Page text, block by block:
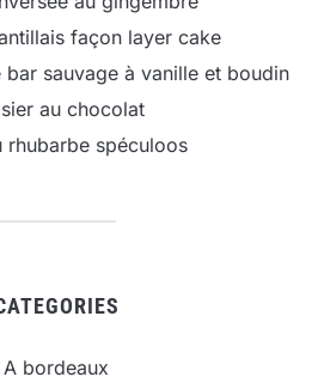
façon layer cake
sauvage à vanille et boudin
au chocolat
rhubarbe spéculoos
A bordeaux